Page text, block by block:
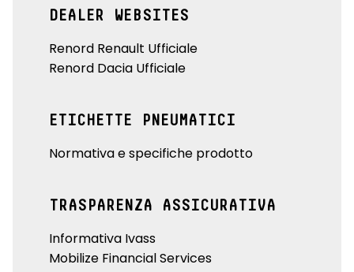
DEALER WEBSITES
Renord Renault Ufficiale
Renord Dacia Ufficiale
ETICHETTE PNEUMATICI
Normativa e specifiche prodotto
TRASPARENZA ASSICURATIVA
Informativa Ivass
Mobilize Financial Services